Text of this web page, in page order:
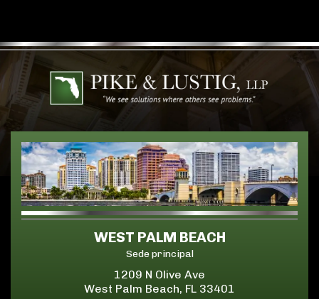
WEST PALM BEACH
Sede principal
1209 N Olive Ave
West Palm Beach, FL 33401